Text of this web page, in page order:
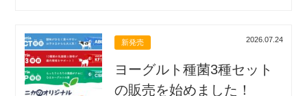
新発売 2026.07.24
ヨーグルト種菌3種セット
の販売を始めました！